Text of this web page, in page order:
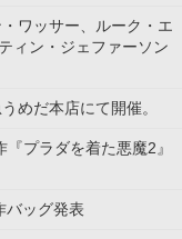
ワッサー、ルーク・エ
ィン・ジェファーソン
めだ本店にて開催。
プラダを着た悪魔2』
バッグ発表